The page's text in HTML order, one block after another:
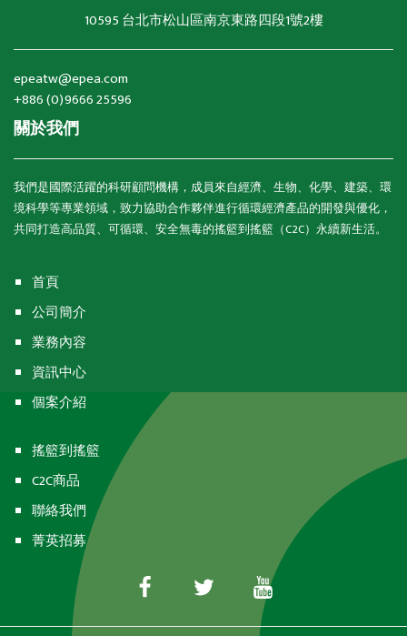
10595 台北市松山區南京東路四段1號2樓
epeatw@epea.com
+886 (0)9666 25596
關於我們
我們是國際活躍的科研顧問機構，成員來自經濟、生物、化學、建築、環
境科學等專業領域，致力協助合作夥伴進行循環經濟產品的開發與優化，
共同打造高品質、可循環、安全無毒的搖籃到搖籃（C2C）永續新生活。
首頁
公司簡介
業務內容
資訊中心
個案介紹
搖籃到搖籃
C2C商品
聯絡我們
菁英招募